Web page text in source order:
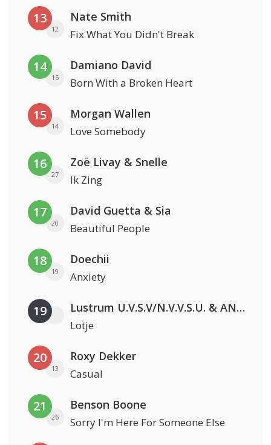
13
12
Nate Smith
Fix What You Didn't Break
14
15
Damiano David
Born With a Broken Heart
15
14
Morgan Wallen
Love Somebody
16
27
Zoë Livay & Snelle
Ik Zing
17
20
David Guetta & Sia
Beautiful People
18
19
Doechii
Anxiety
19 Lustrum U.V.S.V/N.V.V.S.U. & ANNO ONS & Jopke van Dobbenburgh & Roeland Beelen
Lotje
20
13
Roxy Dekker
Casual
21
26
Benson Boone
Sorry I'm Here For Someone Else